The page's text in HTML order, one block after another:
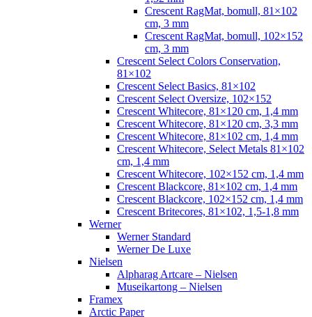
Crescent RagMat, bomull, 81×102
cm, 3 mm
Crescent RagMat, bomull, 102×152
cm, 3 mm
Crescent Select Colors Conservation,
81×102
Crescent Select Basics, 81×102
Crescent Select Oversize, 102×152
Crescent Whitecore, 81×120 cm, 1,4 mm
Crescent Whitecore, 81×120 cm, 3,3 mm
Crescent Whitecore, 81×102 cm, 1,4 mm
Crescent Whitecore, Select Metals 81×102
cm, 1,4 mm
Crescent Whitecore, 102×152 cm, 1,4 mm
Crescent Blackcore, 81×102 cm, 1,4 mm
Crescent Blackcore, 102×152 cm, 1,4 mm
Crescent Britecores, 81×102, 1,5-1,8 mm
Werner
Werner Standard
Werner De Luxe
Nielsen
Alpharag Artcare – Nielsen
Museikartong – Nielsen
Framex
Arctic Paper